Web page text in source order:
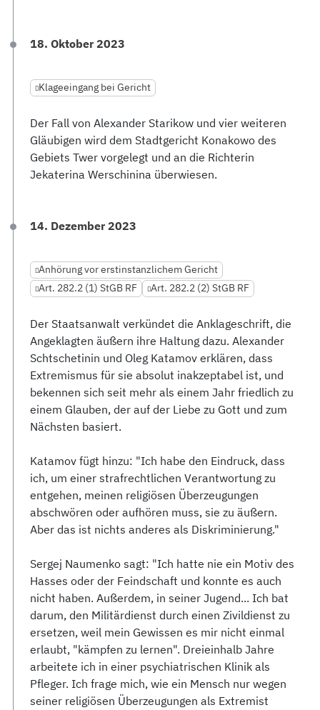
18. Oktober 2023
Klageeingang bei Gericht
Der Fall von Alexander Starikow und vier weiteren
Gläubigen wird dem Stadtgericht Konakowo des
Gebiets Twer vorgelegt und an die Richterin
Jekaterina Werschinina überwiesen.
14. Dezember 2023
Anhörung vor erstinstanzlichem Gericht
Art. 282.2 (1) StGB RF
Art. 282.2 (2) StGB RF
Der Staatsanwalt verkündet die Anklageschrift, die
Angeklagten äußern ihre Haltung dazu. Alexander
Schtschetinin und Oleg Katamov erklären, dass
Extremismus für sie absolut inakzeptabel ist, und
bekennen sich seit mehr als einem Jahr friedlich zu
einem Glauben, der auf der Liebe zu Gott und zum
Nächsten basiert.
Katamov fügt hinzu: "Ich habe den Eindruck, dass
ich, um einer strafrechtlichen Verantwortung zu
entgehen, meinen religiösen Überzeugungen
abschwören oder aufhören muss, sie zu äußern.
Aber das ist nichts anderes als Diskriminierung."
Sergej Naumenko sagt: "Ich hatte nie ein Motiv des
Hasses oder der Feindschaft und konnte es auch
nicht haben. Außerdem, in seiner Jugend... Ich bat
darum, den Militärdienst durch einen Zivildienst zu
ersetzen, weil mein Gewissen es mir nicht einmal
erlaubt, "kämpfen zu lernen". Dreieinhalb Jahre
arbeitete ich in einer psychiatrischen Klinik als
Pfleger. Ich frage mich, wie ein Mensch nur wegen
seiner religiösen Überzeugungen als Extremist